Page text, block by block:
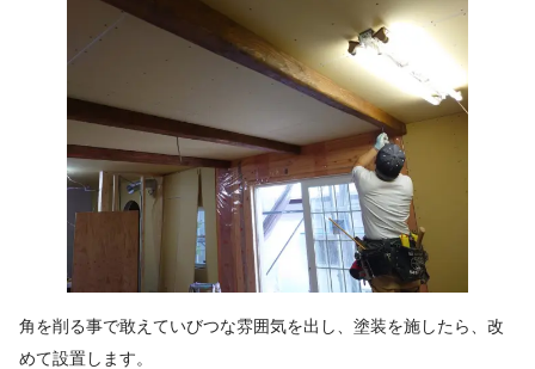
角を削る事で敢えていびつな雰囲気を出し、塗装を施したら、改
めて設置します。